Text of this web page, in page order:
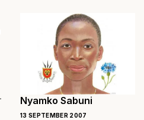
Nyamko Sabuni
13 SEPTEMBER 2007